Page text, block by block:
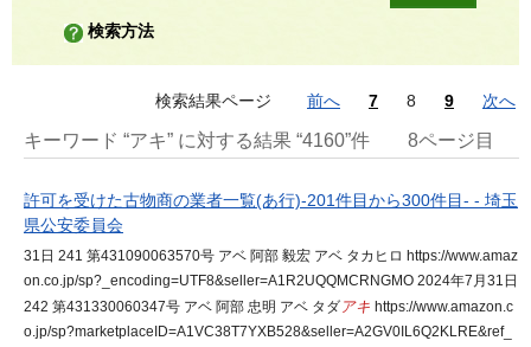
検索方法
検索結果ページ 前へ 7 8 9 次へ
キーワード “アキ” に対する結果 “4160”件 8ページ目
許可を受けた古物商の業者一覧(あ行)-201件目から300件目- - 埼玉
県公安委員会
31日 241 第431090063570号 アベ 阿部 毅宏 アベ タカヒロ https://www.amaz
on.co.jp/sp?_encoding=UTF8&seller=A1R2UQQMCRNGMO 2024年7月31日
242 第431330060347号 アベ 阿部 忠明 アベ タダ アキ https://www.amazon.c
o.jp/sp?marketplaceID=A1VC38T7YXB528&seller=A2GV0IL6Q2KLRE&ref_